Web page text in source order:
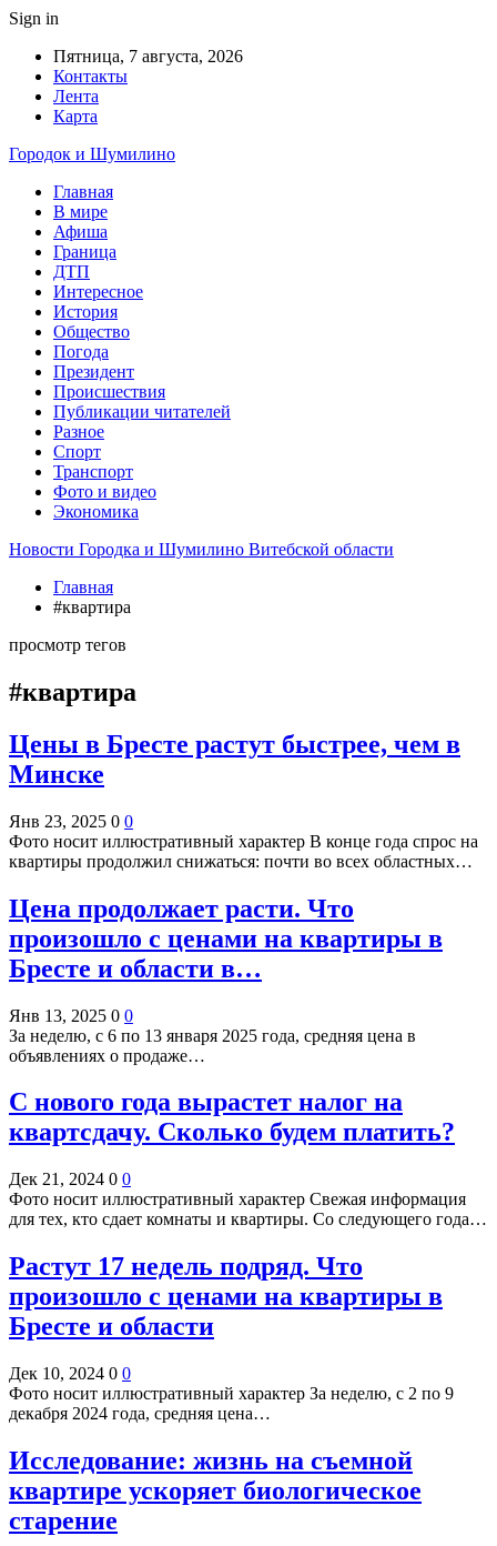
Sign in
Пятница, 7 августа, 2026
Контакты
Лента
Карта
Городок и Шумилино
Главная
В мире
Афиша
Граница
ДТП
Интересное
История
Общество
Погода
Президент
Происшествия
Публикации читателей
Разное
Спорт
Транспорт
Фото и видео
Экономика
Новости Городка и Шумилино Витебской области
Главная
#квартира
просмотр тегов
#квартира
Цены в Бресте растут быстрее, чем в
Минске
Янв 23, 2025 0 0
Фото носит иллюстративный характер В конце года спрос на
квартиры продолжил снижаться: почти во всех областных…
Цена продолжает расти. Что
произошло с ценами на квартиры в
Бресте и области в…
Янв 13, 2025 0 0
За неделю, с 6 по 13 января 2025 года, средняя цена в
объявлениях о продаже…
С нового года вырастет налог на
квартсдачу. Сколько будем платить?
Дек 21, 2024 0 0
Фото носит иллюстративный характер Свежая информация
для тех, кто сдает комнаты и квартиры. Со следующего года…
Растут 17 недель подряд. Что
произошло с ценами на квартиры в
Бресте и области
Дек 10, 2024 0 0
Фото носит иллюстративный характер За неделю, с 2 по 9
декабря 2024 года, средняя цена…
Исследование: жизнь на съемной
квартире ускоряет биологическое
старение